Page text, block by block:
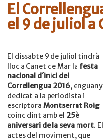
El
el 9 de juliol a
El dissabte 9 de juliol tindrà
lloc a Canet de Mar la festa
nacional d´inici del
Correllengua 2016, enguany
dedicat a la periodista i
escriptora Montserrat Roig
coincidint amb el 25è
aniversari de la seva mort.
actes del moviment, que